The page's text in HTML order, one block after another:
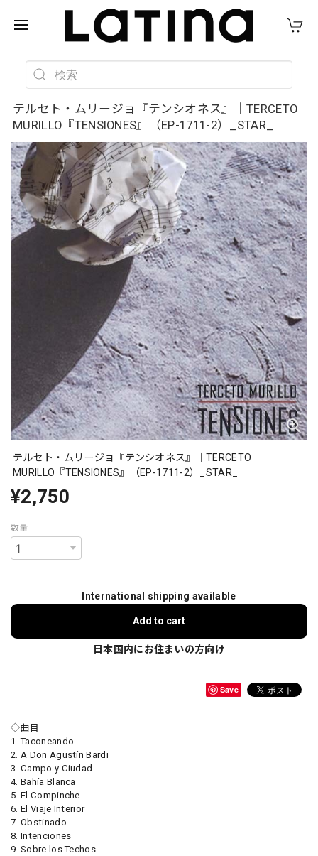
テルセト・ムリージョ『テンシオネス』｜TERCETO
MURILLO『TENSIONES』（EP-1711-2）_STAR_
テルセト・ムリージョ『テンシオネス』｜TERCETO
MURILLO『TENSIONES』（EP-1711-2）_STAR_
¥2,750
数量
International shipping available
Add to cart
日本国内にお住まいの方向け
Save
◇曲目
1. Taconeando
2. A Don Agustín Bardi
3. Campo y Ciudad
4. Bahía Blanca
5. El Compinche
6. El Viaje Interior
7. Obstinado
8. Intenciones
9. Sobre los Techos